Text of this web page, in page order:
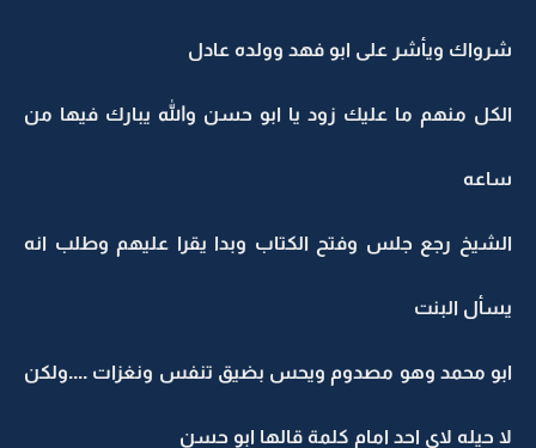
شرواك ويأشر على ابو فهد وولده عادل
الكل منهم ما عليك زود يا ابو حسن والله يبارك فيها من
ساعه
الشيخ رجع جلس وفتح الكتاب وبدا يقرا عليهم وطلب انه
يسأل البنت
ابو محمد وهو مصدوم ويحس بضيق تنفس ونغزات ....ولكن
لا حيله لاي احد امام كلمة قالها ابو حسن